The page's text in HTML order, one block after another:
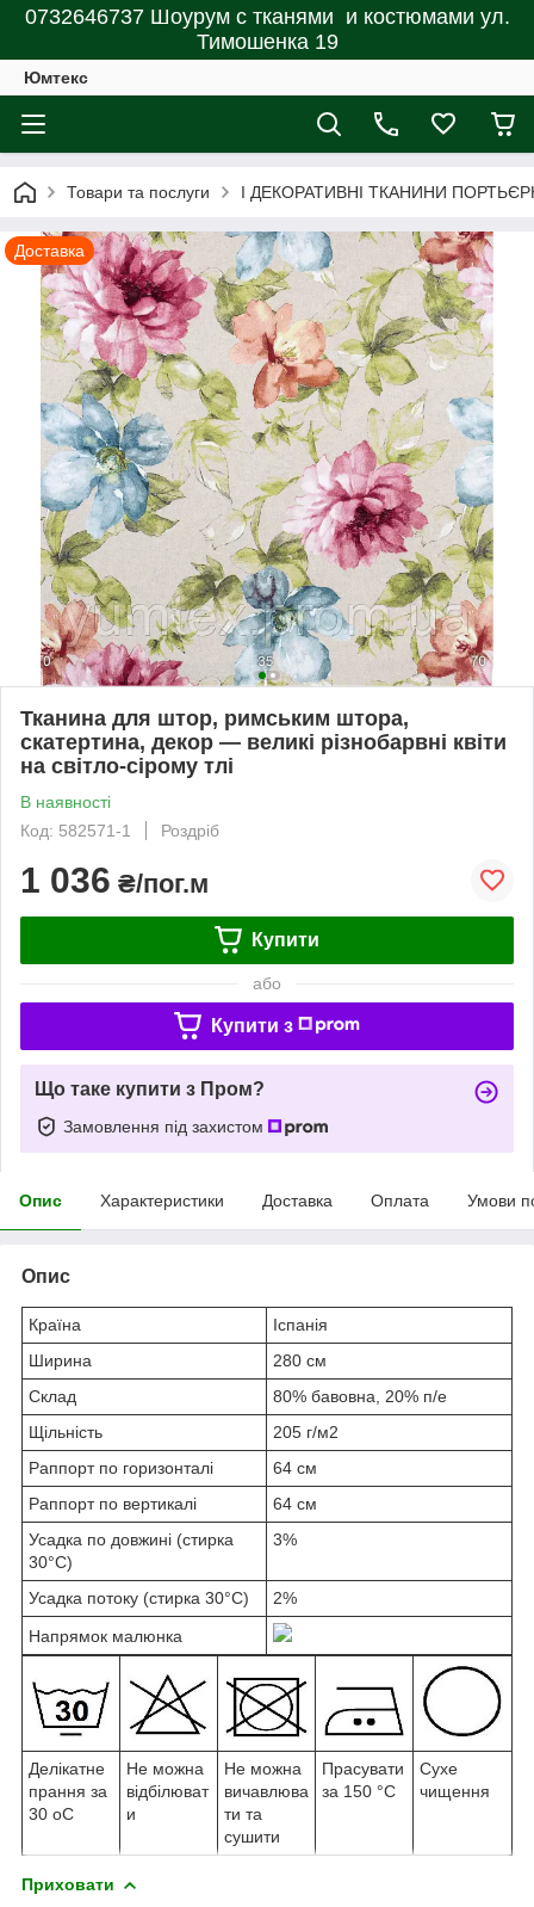
0732646737 Шоурум с тканями и костюмами ул.
Тимошенка 19
Юмтекс
Товари та послуги І ДЕКОРАТИВНІ ТКАНИНИ
Доставка
Тканина для штор, римським штора,
скатертина, декор — великі різнобарвні квіти
на світло-сірому тлі
В наявності
Код: 582571-1
Роздріб
1 036 ₴/пог.м
Купити
або
Купити з
Що таке купити з Пром?
Замовлення під захистом
Опис Характеристики Доставка Оплата Умови
Опис
Країна
Іспанія
Ширина
280 см
Склад
80% бавовна, 20% п/е
Щільність
205 г/м2
Раппорт по горизонталі
64 см
Раппорт по вертикалі
64 см
Усадка по довжині (стирка
30°C)
3%
Усадка потоку (стирка 30°C)
2%
Напрямок малюнка
Делікатне
прання за
30 oС
Не можна
відбілюват
и
Не можна
вичавлюва
ти та
сушити
Прасувати
за 150 °C
Сухе
чищення
Приховати